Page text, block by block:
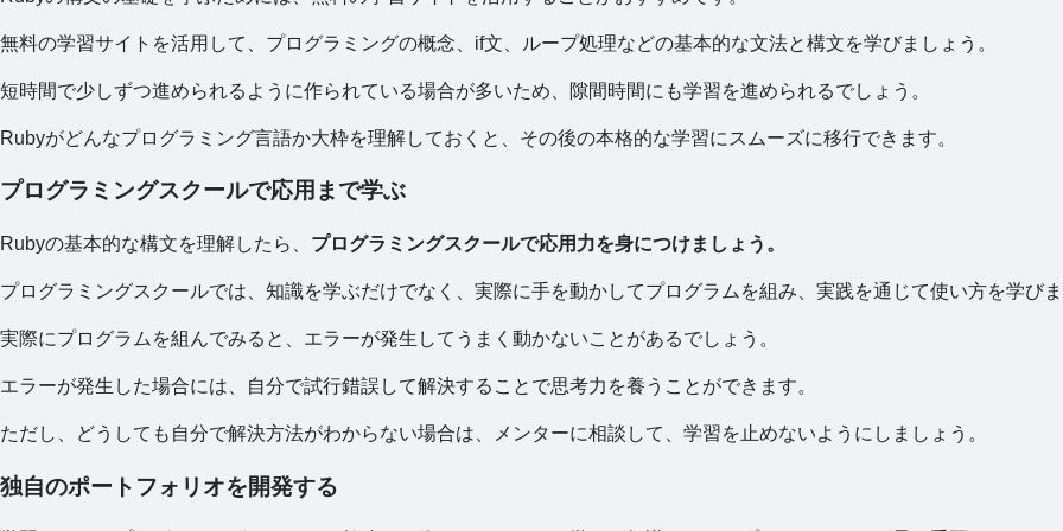
無料の学習サイトを活用して、プログラミングの概念、if文、ループ処理などの基本的な文法と構文を学びましょう。
短時間で少しずつ進められるように作られている場合が多いため、隙間時間にも学習を進められるでしょう。
Rubyがどんなプログラミング言語か大枠を理解しておくと、その後の本格的な学習にスムーズに移行できます。
プログラミングスクールで応用まで学ぶ
Rubyの基本的な構文を理解したら、 プログラミングスクールで応用力を身につけましょう。
プログラミングスクールでは、知識を学ぶだけでなく、実際に手を動かしてプログラムを組み、実践を通じて使い方を学び
実際にプログラムを組んでみると、エラーが発生してうまく動かないことがあるでしょう。
エラーが発生した場合には、自分で試行錯誤して解決することで思考力を養うことができます。
ただし、どうしても自分で解決方法がわからない場合は、メンターに相談して、学習を止めないようにしましょう。
独自のポートフォリオを開発する